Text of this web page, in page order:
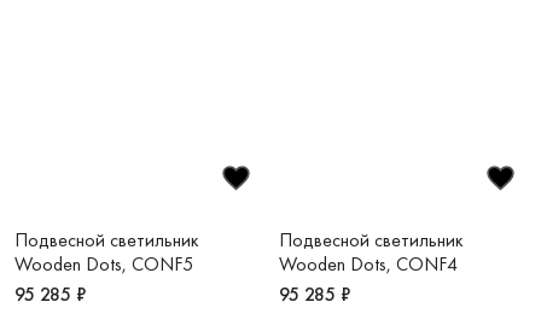
Подвесной светильник
Wooden Dots, CONF5
95 285 ₽
Подвесной светильник
Wooden Dots, CONF4
95 285 ₽